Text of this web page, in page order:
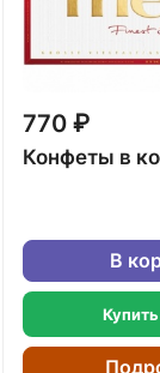
770 ₽
Конфеты в
В